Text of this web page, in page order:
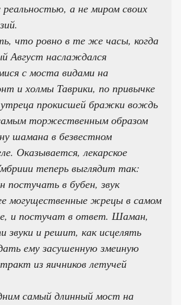
реальностью, а не миром своих
что ровно в те же часы, когда
Август наслаждался
с моста видами на
и холмы Таврики, по привычке
прокисшей бражки вождь
торжественным образом
шамана в безвестном
Оказывается, лекарское
теперь выглядит так:
в бубен, звук
могущественные жрецы в самом
и постучат в ответ. Шаман,
звуки и решит, как исцелять
ему засушенную змеиную
из яичников летучей
самый длинный мост на